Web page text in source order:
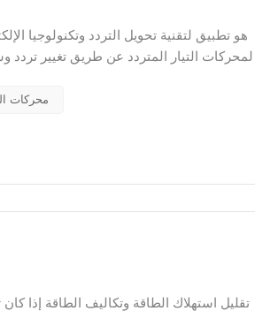
لمحركات التيار المتردد عن طريق تغيير
محركات